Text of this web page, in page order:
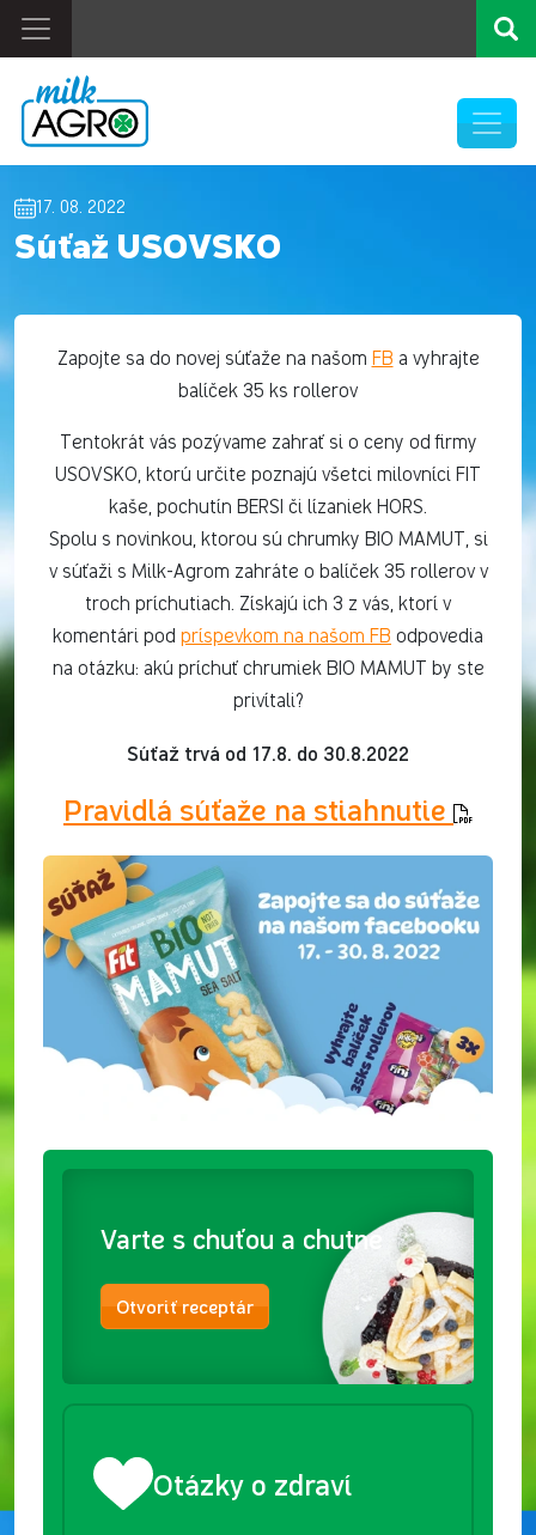
17. 08. 2022
Súťaž USOVSKO
Zapojte sa do novej súťaže na našom FB a vyhrajte
balíček 35 ks rollerov
Tentokrát vás pozývame zahrať si o ceny od firmy
USOVSKO, ktorú určite poznajú všetci milovníci FIT
kaše, pochutín BERSI či lízaniek HORS.
Spolu s novinkou, ktorou sú chrumky BIO MAMUT, si
v súťaži s Milk-Agrom zahráte o balíček 35 rollerov v
troch príchutiach. Získajú ich 3 z vás, ktorí v
komentári pod príspevkom na našom FB odpovedia
na otázku: akú príchuť chrumiek BIO MAMUT by ste
privítali?
Súťaž trvá od 17.8. do 30.8.2022
Pravidlá súťaže na stiahnutie
Varte s chuťou a chutne
Otvoriť receptár
Otázky o zdraví